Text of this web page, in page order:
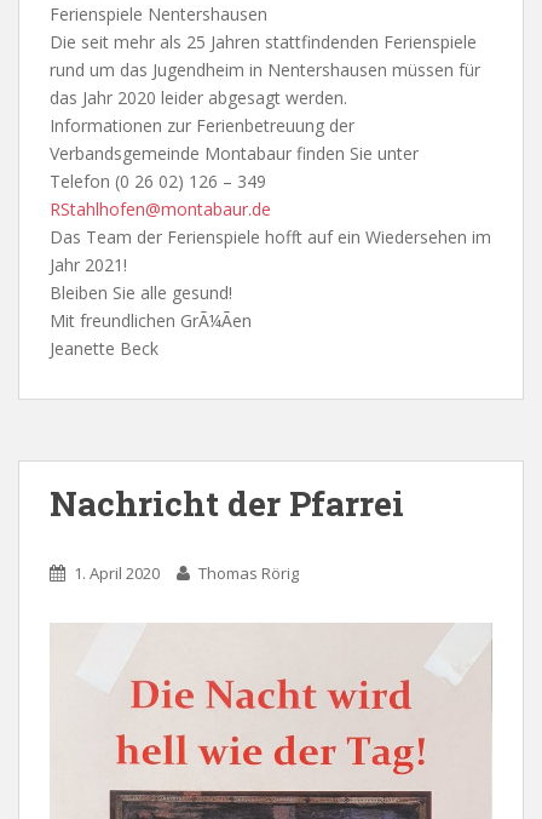
Ferienspiele Nentershausen
Die seit mehr als 25 Jahren stattfindenden Ferienspiele
rund um das Jugendheim in Nentershausen müssen für
das Jahr 2020 leider abgesagt werden.
Informationen zur Ferienbetreuung der
Verbandsgemeinde Montabaur finden Sie unter
Telefon (0 26 02) 126 – 349
RStahlhofen@montabaur.de
Das Team der Ferienspiele hofft auf ein Wiedersehen im
Jahr 2021!
Bleiben Sie alle gesund!
Mit freundlichen GrÃ¼Ãen
Jeanette Beck
Nachricht der Pfarrei
1. April 2020 Thomas Rörig